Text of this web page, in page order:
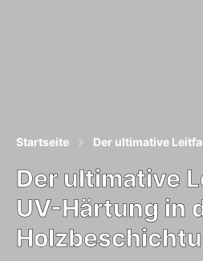
Startseite Der ultimative
Der ultimative
UV-Härtung in